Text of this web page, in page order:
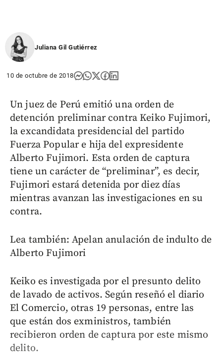
Juliana Gil Gutiérrez
10 de octubre de 2018
Un juez de Perú emitió una orden de
detención preliminar contra Keiko Fujimori,
la excandidata presidencial del partido
Fuerza Popular e hija del expresidente
Alberto Fujimori. Esta orden de captura
tiene un carácter de “preliminar”, es decir,
Fujimori estará detenida por diez días
mientras avanzan las investigaciones en su
contra.
Lea también: Apelan anulación de indulto de
Alberto Fujimori
Keiko es investigada por el presunto delito
de lavado de activos. Según reseñó el diario
El Comercio, otras 19 personas, entre las
que están dos exministros, también
recibieron orden de captura por este mismo
delito.